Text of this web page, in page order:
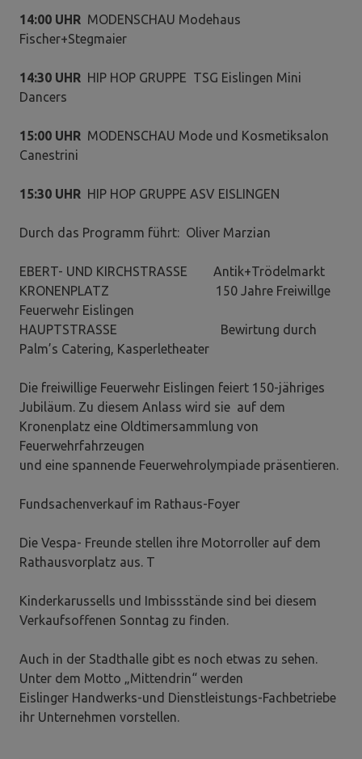
14:00 UHR MODENSCHAU Modehaus
Fischer+Stegmaier
14:30 UHR HIP HOP GRUPPE TSG Eislingen Mini
Dancers
15:00 UHR MODENSCHAU Mode und Kosmetiksalon
Canestrini
15:30 UHR HIP HOP GRUPPE ASV EISLINGEN
Durch das Programm führt: Oliver Marzian
EBERT- UND KIRCHSTRASSE Antik+Trödelmarkt
KRONENPLATZ 150 Jahre Freiwillge
Feuerwehr Eislingen
HAUPTSTRASSE Bewirtung durch
Palm’s Catering, Kasperletheater
Die freiwillige Feuerwehr Eislingen feiert 150-jähriges
Jubiläum. Zu diesem Anlass wird sie auf dem
Kronenplatz eine Oldtimersammlung von
Feuerwehrfahrzeugen
und eine spannende Feuerwehrolympiade präsentieren.
Fundsachenverkauf im Rathaus-Foyer
Die Vespa- Freunde stellen ihre Motorroller auf dem
Rathausvorplatz aus. T
Kinderkarussells und Imbissstände sind bei diesem
Verkaufsoffenen Sonntag zu finden.
Auch in der Stadthalle gibt es noch etwas zu sehen.
Unter dem Motto „Mittendrin“ werden
Eislinger Handwerks-und Dienstleistungs-Fachbetriebe
ihr Unternehmen vorstellen.